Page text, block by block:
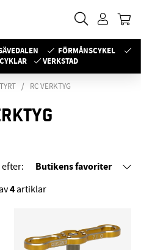
FÖRMÅNSCYKEL
VERKSTAD
RC VERKTYG
Butikens favoriter
4artiklar